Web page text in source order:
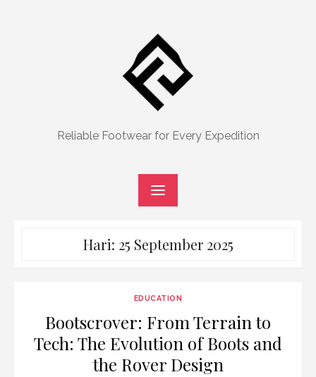
Reliable Footwear for Every Expedition
Hari: 25 September 2025
EDUCATION
Bootscrover: From Terrain to
Tech: The Evolution of Boots and
the Rover Design